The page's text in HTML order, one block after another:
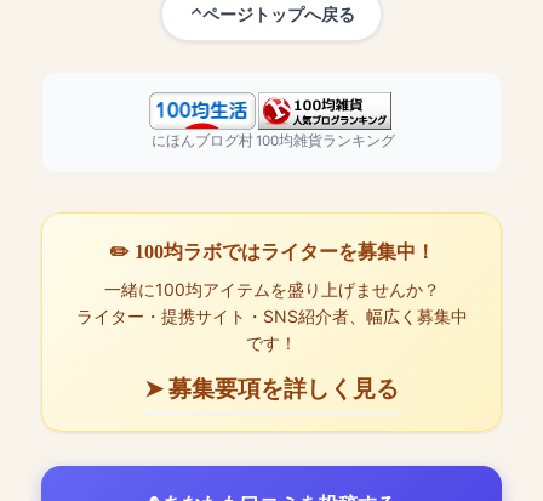
ページトップへ戻る
にほんブログ村100均雑貨ランキング
✏️ 100均ラボではライターを募集中！
一緒に100均アイテムを盛り上げませんか？
ライター・提携サイト・SNS紹介者、幅広く募集中
です！
➤ 募集要項を詳しく見る